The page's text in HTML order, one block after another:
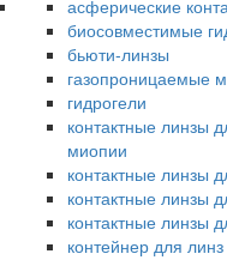
асферические
биосовместимые
бьюти-линзы
газопроницаемые
гидрогели
контактные линзы
миопии
контактные линзы
контактные линзы
контактные линзы
контейнер для линз